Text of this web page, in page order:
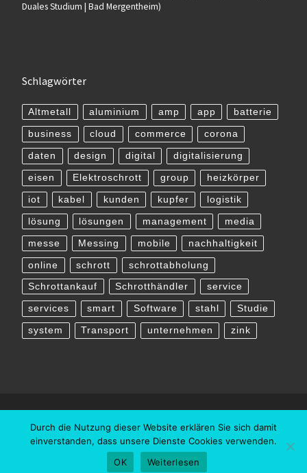
Duales Studium | Bad Mergentheim)
Schlagwörter
Altmetall aluminium amp app batterie
business cloud commerce corona
daten design digital digitalisierung
eisen Elektroschrott group heizkörper
iot kabel kunden kupfer logistik
lösung lösungen management media
messe Messing mobile nachhaltigkeit
online schrott schrottabholung
Schrottankauf Schrotthändler service
services smart Software stahl Studie
system Transport unternehmen zink
Durch die Nutzung dieser Website erklären Sie sich damit
einverstanden, dass unsere Dienste Cookies verwenden.
OK
Weiterlesen